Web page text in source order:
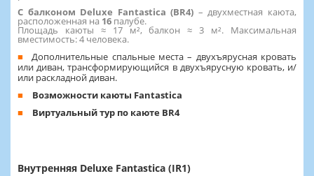
С балконом Deluxe Fantastica (BR4) – двухместная каюта,
расположенная на 16 палубе.
Площадь каюты ≈ 17 м², балкон ≈ 3 м². Максимальная
вместимость: 4 человека.
Дополнительные спальные места – двухъярусная кровать
или диван, трансформирующийся в двухъярусную кровать, и/
или раскладной диван.
Возможности каюты Fantastica
Виртуальный тур по каюте BR4
Внутренняя Deluxe Fantastica (IR1)